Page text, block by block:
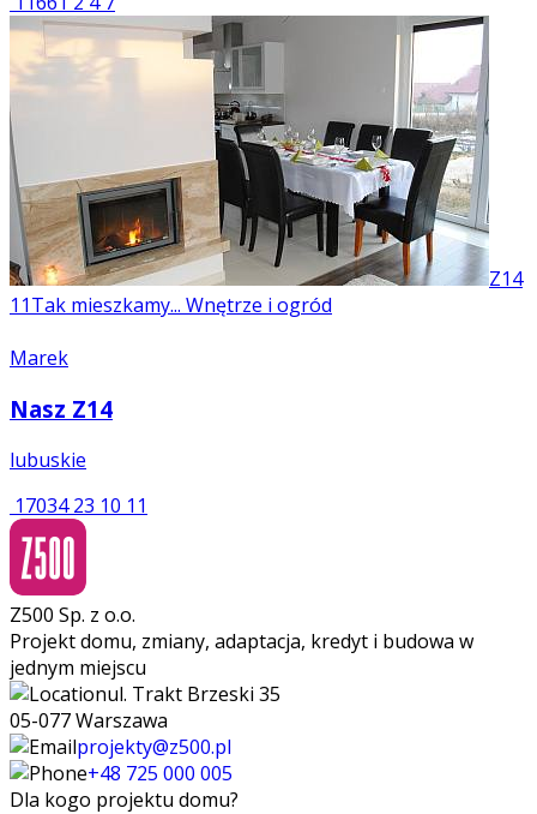
Z14
11Tak mieszkamy... Wnętrze i ogród
Marek
Nasz Z14
lubuskie
1703423 10 11
Z500 Sp. z o.o.
Projekt domu, zmiany, adaptacja, kredyt i budowa w
jednym miejscu
ul. Trakt Brzeski 35
05-077 Warszawa
projekty@z500.pl
+48 725 000 005
Dla kogo projektu domu?